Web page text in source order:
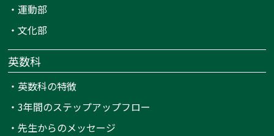
・運動部
・文化部
英数科
・ 英数科の特徴
・3年間のステップアップフロー
・先生からのメッセージ